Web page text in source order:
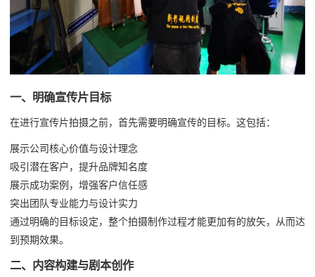
一、明确宣传片目标
在进行宣传片拍摄之前，首先需要明确宣传的目标。这包括：
展示公司核心价值与设计理念
吸引潜在客户，提升品牌知名度
展示成功案例，增强客户信任感
突出团队专业能力与设计实力
通过明确的目标设定，整个拍摄制作过程才能更加有的放矢，从而达
到预期效果。
二、内容构建与剧本创作